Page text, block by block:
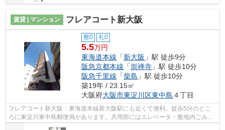
賃貸 | マンション フレアコート新大阪
敷0 礼0
5.5万円
東海道本線 「新大阪 」駅 徒歩9分
阪急京都本線 「崇禅寺 」駅 徒歩10分
阪急千里線 「柴島 」駅 徒歩10分
築19年 / 23.15㎡
大阪府大阪市東淀川区東中島 ４丁目
フレアコート新大阪：東海道本線新大阪駅にも近くて便利。徒歩5分のとこ
ろに東淀川東中島郵便局があります。共用部にはエレベータ・敷地内ごみ置
き場などが揃っております。地上12階建...